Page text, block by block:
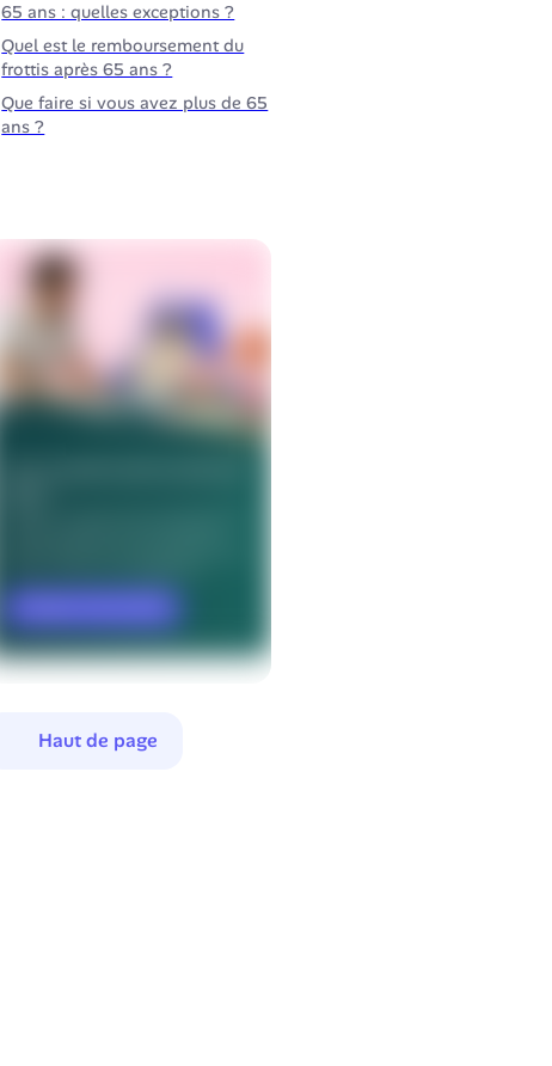
65 ans : quelles exceptions ?
Quel est le remboursement du
frottis après 65 ans ?
Que faire si vous avez plus de 65
ans ?
Haut de page